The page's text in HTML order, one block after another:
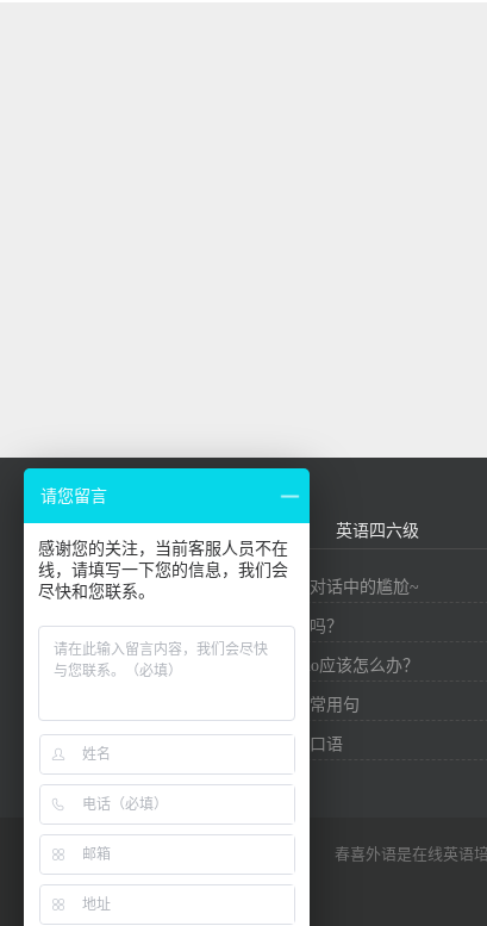
英语四六级
九个精华短语，帮你避免对话中的尴尬~
你知道英语有多少个单词吗？
在英国社交中，想要say no应该怎么办？
口语必备！介绍中国外贸常用句
实用外贸信用证商务英语口语
春喜外语是在线英语
请您留言
感谢您的关注，当前客服人员不在
线，请填写一下您的信息，我们会
尽快和您联系。